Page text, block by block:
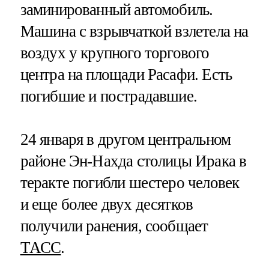
заминированный автомобиль.
Машина с взрывчаткой взлетела на
воздух у крупного торгового
центра на площади Расафи. Есть
погибшие и пострадавшие.
24 января в другом центральном
районе Эн-Нахда столицы Ирака в
теракте погибли шестеро человек
и еще более двух десятков
получили ранения, сообщает
ТАСС.